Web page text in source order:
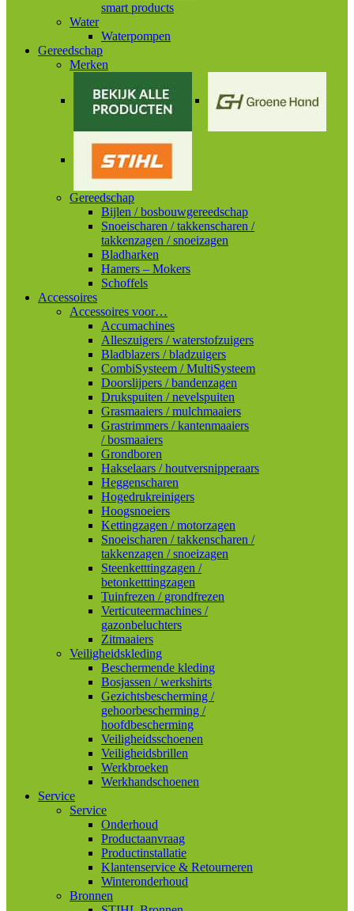
smart products
Water
Waterpompen
Gereedschap
Merken
Gereedschap
Bijlen / bosbouwgereedschap
Snoeischaren / takkenscharen /
takkenzagen / snoeizagen
Bladharken
Hamers – Mokers
Schoffels
Accessoires
Accessoires voor…
Accumachines
Alleszuigers / waterstofzuigers
Bladblazers / bladzuigers
CombiSysteem / MultiSysteem
Doorslijpers / bandenzagen
Drukspuiten / nevelspuiten
Grasmaaiers / mulchmaaiers
Grastrimmers / kantenmaaiers
/ bosmaaiers
Grondboren
Hakselaars / houtversnipperaars
Heggenscharen
Hogedrukreinigers
Hoogsnoeiers
Kettingzagen / motorzagen
Snoeischaren / takkenscharen /
takkenzagen / snoeizagen
Steenketttingzagen /
betonketttingzagen
Tuinfrezen / grondfrezen
Verticuteermachines /
gazonbeluchters
Zitmaaiers
Veiligheidskleding
Beschermende kleding
Bosjassen / werkshirts
Gezichtsbescherming /
gehoorbescherming /
hoofdbescherming
Veiligheidsschoenen
Veiligheidsbrillen
Werkbroeken
Werkhandschoenen
Service
Service
Onderhoud
Productaanvraag
Productinstallatie
Klantenservice & Retourneren
Winteronderhoud
Bronnen